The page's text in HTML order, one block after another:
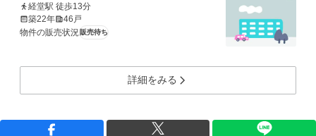
経堂駅 徒歩13分
築22年
46戸
物件の販売状況 販売待ち
詳細をみる